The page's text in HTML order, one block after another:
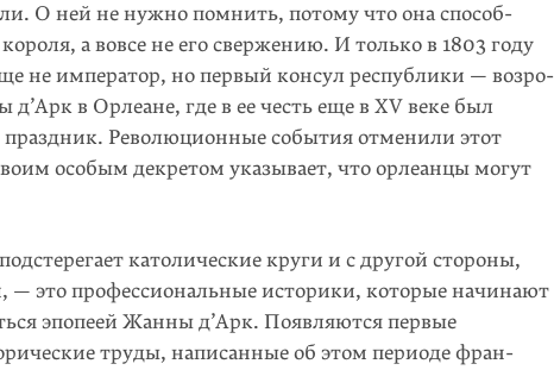
О ней не нужно помнить, потому что она способ­
а вовсе не его свержению. И только в 1803 году
не император, но первый консул республики — возро­
в Орлеане, где в ее честь еще в XV веке был
Революционные события отменили этот
особым декретом указывает, что орлеанцы могут
католические круги и с другой стороны,
— это профессиональные историки, которые начи­нают
эпопеей Жанны д’Арк. Появляются первые
труды, написанные об этом периоде фран­